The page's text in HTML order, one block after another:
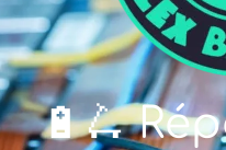
🔋🛴